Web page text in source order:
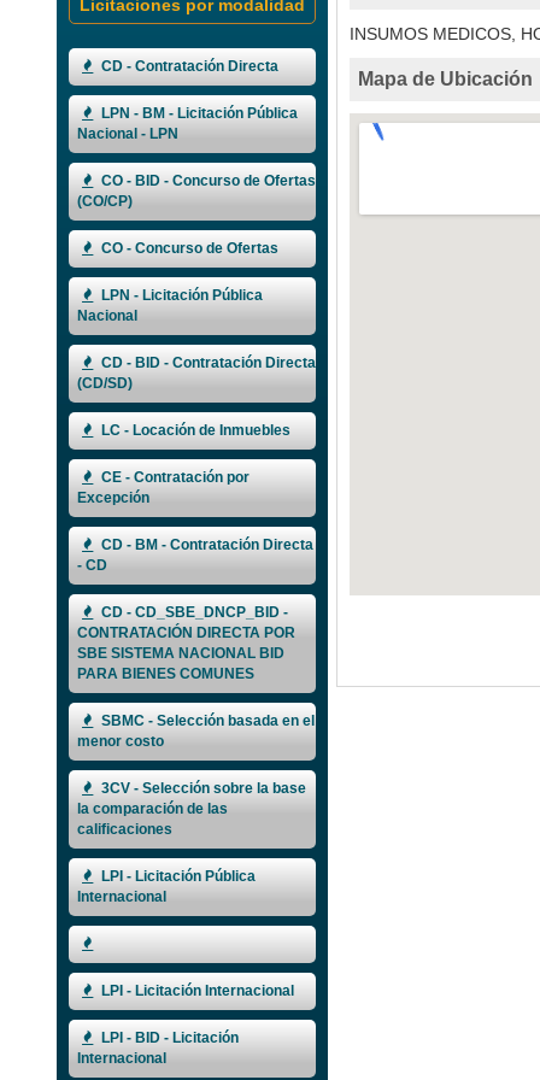
Licitaciones por modalidad
CD - Contratación Directa
LPN - BM - Licitación Pública
Nacional - LPN
CO - BID - Concurso de Ofertas
(CO/CP)
CO - Concurso de Ofertas
LPN - Licitación Pública
Nacional
CD - BID - Contratación Directa
(CD/SD)
LC - Locación de Inmuebles
CE - Contratación por
Excepción
CD - BM - Contratación Directa
- CD
CD - CD_SBE_DNCP_BID -
CONTRATACIÓN DIRECTA POR
SBE SISTEMA NACIONAL BID
PARA BIENES COMUNES
SBMC - Selección basada en el
menor costo
3CV - Selección sobre la base
la comparación de las
calificaciones
LPI - Licitación Pública
Internacional
LPI - Licitación Internacional
LPI - BID - Licitación
Internacional
INSUMOS MEDICOS,
Mapa de Ubicación